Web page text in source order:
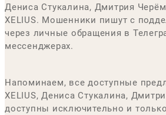
Дениса Стукалина, Дмитрия
XELIUS. Мошенники пишут с
через личные обращения в
мессенджерах.
Напоминаем, все доступные
XELIUS, Дениса Стукалина,
доступны исключительно и